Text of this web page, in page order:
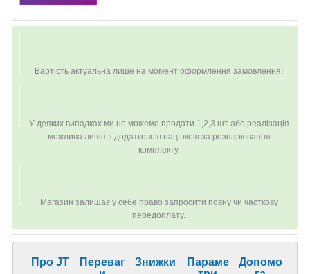
Вартість актуальна лише на момент оформлення замовлення!
У деяких випадках ми не можемо продати 1,2,3 шт або реалізація
можлива лише з додатковою націнкою за розпарювання
комплекту.
Магазин залишає у себе право запросити повну чи часткову
передоплату.
Про JT
Переваг
Знижки
Параме
Допомо